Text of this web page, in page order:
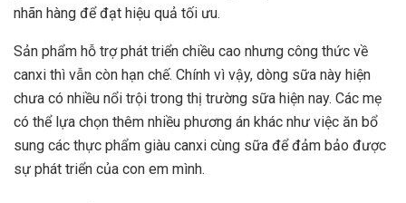
nhãn hàng để đạt hiệu quả tối ưu.
Sản phẩm hỗ trợ phát triển chiều cao nhưng công thức về
canxi thì vẫn còn hạn chế. Chính vì vậy, dòng sữa này hiện
chưa có nhiều nổi trội trong thị trường sữa hiện nay. Các mẹ
có thể lựa chọn thêm nhiều phương án khác như việc ăn bổ
sung các thực phẩm giàu canxi cùng sữa để đảm bảo được
sự phát triển của con em mình.